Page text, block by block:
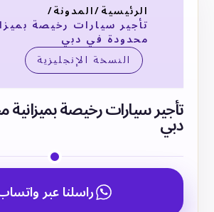
الرئيسية/المدونة/
تأجير سيارات رخيصة
محدودة في دبي
النسخة الإنجليزية
تأجير سيارات رخيصة
دبي
راسلنا عبر